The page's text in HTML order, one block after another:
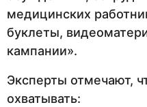
медицинских
буклеты,
кампании».
Эксперты отмечают,
охватывать: